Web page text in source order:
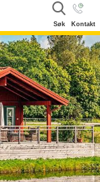
Kontakt
Søk